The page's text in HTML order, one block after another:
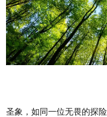
圣象，如同一位无畏的探